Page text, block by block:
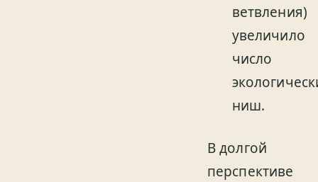
ветвления)
увеличило
число
ниш.
В долгой
перспективе